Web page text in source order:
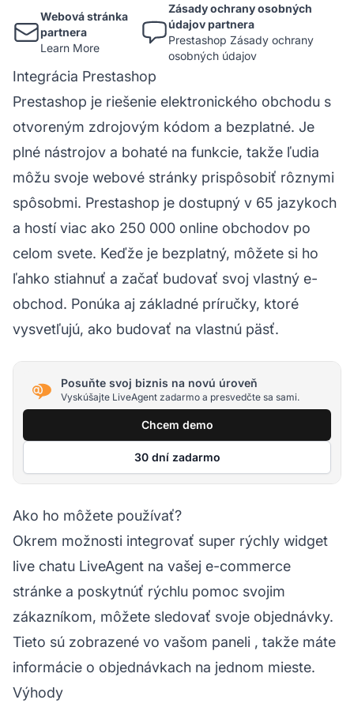
Webová stránka
partnera
Learn More
Zásady ochrany osobných
údajov partnera
Prestashop Zásady ochrany
osobných údajov
Integrácia Prestashop
Prestashop je riešenie elektronického obchodu s
otvoreným zdrojovým kódom a bezplatné. Je
plné nástrojov a bohaté na funkcie, takže ľudia
môžu svoje webové stránky prispôsobiť rôznymi
spôsobmi. Prestashop je dostupný v 65 jazykoch
a hostí viac ako 250 000 online obchodov po
celom svete. Keďže je bezplatný, môžete si ho
ľahko stiahnuť a začať budovať svoj vlastný e-
obchod. Ponúka aj základné príručky, ktoré
vysvetľujú, ako budovať na vlastnú päsť.
Posuňte svoj biznis na novú úroveň
Vyskúšajte LiveAgent zadarmo a presvedčte sa sami.
Chcem demo
30 dní zadarmo
Ako ho môžete používať?
Okrem možnosti integrovať super rýchly widget
live chatu LiveAgent na vašej e-commerce
stránke a poskytnúť rýchlu pomoc svojim
zákazníkom, môžete sledovať svoje objednávky.
Tieto sú zobrazené vo vašom paneli , takže máte
informácie o objednávkach na jednom mieste.
Výhody